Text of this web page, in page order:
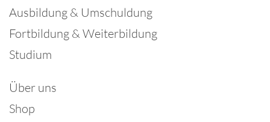
Ausbildung & Umschuldung
Fortbildung & Weiterbildung
Studium
Über uns
Shop